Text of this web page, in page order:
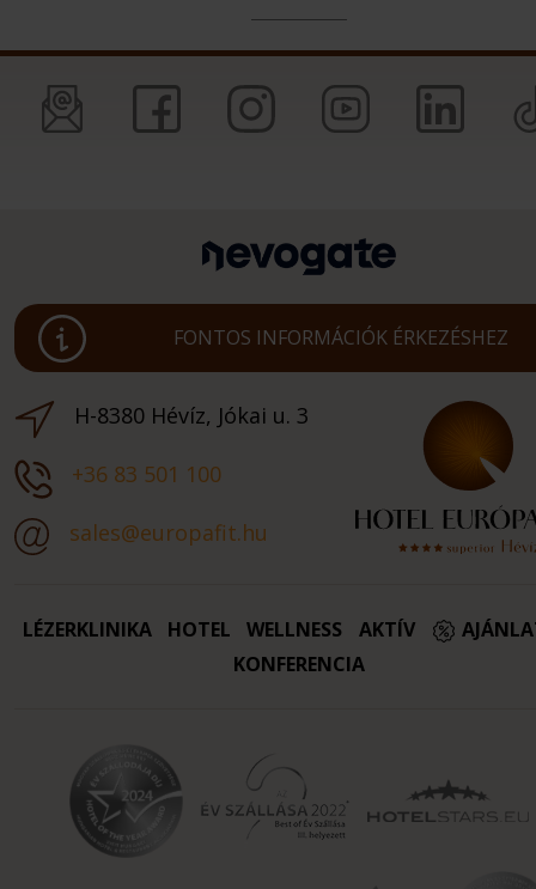
FONTOS INFORMÁCIÓK ÉRKEZÉSHEZ
H-8380 Hévíz, Jókai u. 3
+36 83 501 100
sales@europafit.hu
LÉZERKLINIKA HOTEL WELLNESS AKTÍV
KONFERENCIA